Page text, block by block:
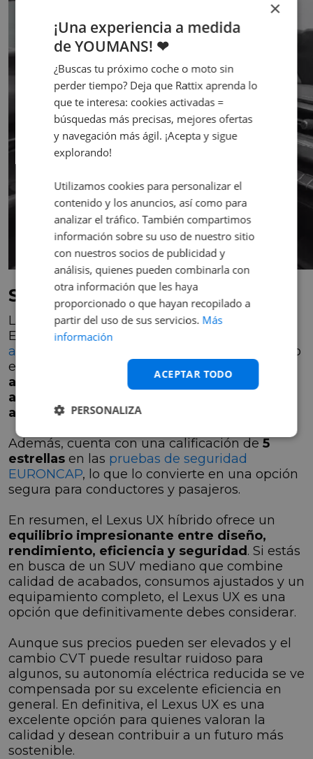
Seguridad Avanzada
La seguridad es una prioridad en el Lexus UX.
Este vehículo está equipado con
avanzados de asistencia al conductor
, incluido
el
control de tracción, el sistema de
asistencia a la frenada, el asistente de
arranque en pendiente y la frenada
autónoma de emergencia
Además, cuenta con una calificación de5
estrellas en las pruebas de seguridad
EURONCAP, lo que lo convierte en una opción
segura para conductores y pasajeros.
En resumen, el Lexus UX híbrido ofrece un
equilibrio impresionante entre diseño,
rendimiento, eficiencia y seguridad. Si estás
en busca de un SUV mediano que combine
calidad de acabados, consumos ajustados y un
equipamiento completo, el Lexus UX es una
opción que definitivamente debes considerar.
Aunque sus precios pueden ser elevados y el
cambio CVT puede resultar ruidoso para
algunos, su autonomía eléctrica reducida se ve
compensada por su excelente eficiencia en
general. En definitiva, el Lexus UX es una
excelente opción para quienes valoran la
calidad y desean contribuir a un futuro más
sostenible.
×
¡Una experiencia a medida
de YOUMANS! ❤
¿Buscas tu próximo coche o moto sin
perder tiempo? Deja que Rattix aprenda lo
que te interesa: cookies activadas =
búsquedas más precisas, mejores ofertas
y navegación más ágil. ¡Acepta y sigue
explorando!
Utilizamos cookies para personalizar el
contenido y los anuncios, así como para
analizar el tráfico. También compartimos
información sobre su uso de nuestro sitio
con nuestros socios de publicidad y
análisis, quienes pueden combinarla con
otra información que les haya
proporcionado o que hayan recopilado a
partir del uso de sus servicios. Más
información
ACEPTAR TODO
PERSONALIZA